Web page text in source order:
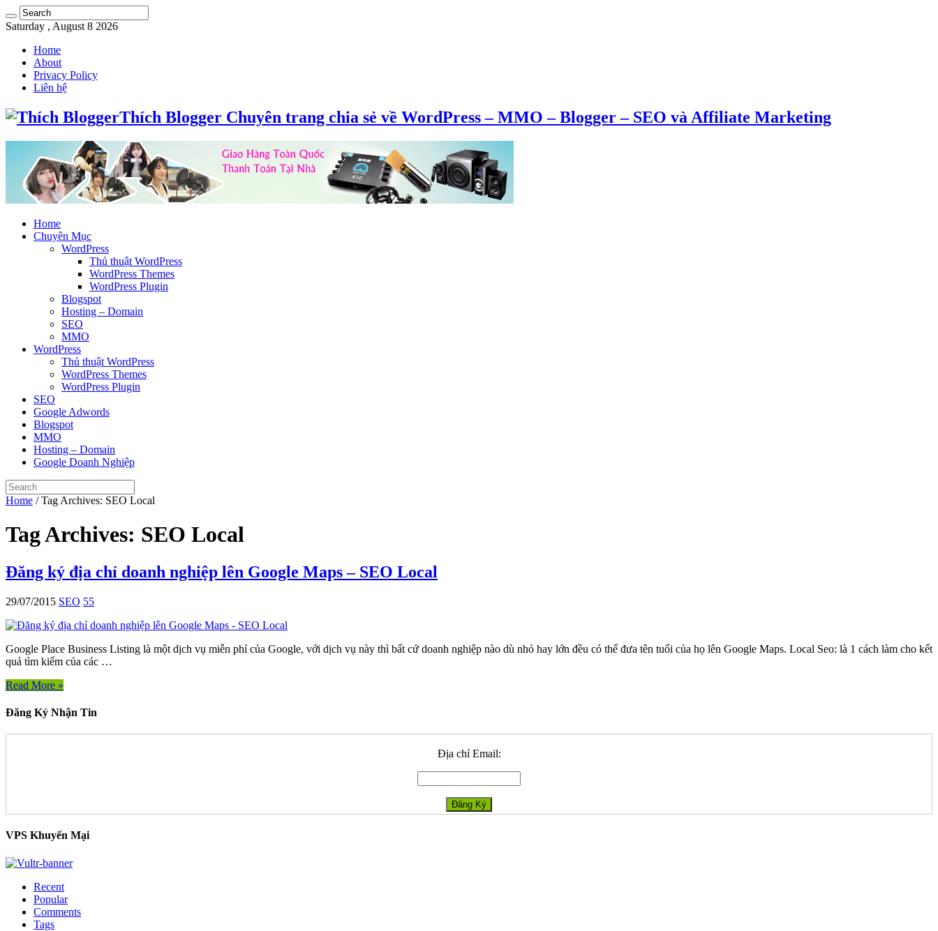
Saturday , August 8 2026
Home
About
Privacy Policy
Liên hệ
Thích Blogger Chuyên trang chia sẻ về WordPress – MMO – Blogger – SEO và Affiliate Marketing
Home
Chuyên Mục
WordPress
Thủ thuật WordPress
WordPress Themes
WordPress Plugin
Blogspot
Hosting – Domain
SEO
MMO
WordPress
Thủ thuật WordPress
WordPress Themes
WordPress Plugin
SEO
Google Adwords
Blogspot
MMO
Hosting – Domain
Google Doanh Nghiệp
Home / Tag Archives: SEO Local
Tag Archives: SEO Local
Đăng ký địa chỉ doanh nghiệp lên Google Maps – SEO Local
29/07/2015 SEO 55
Google Place Business Listing là một dịch vụ miễn phí của Google, với dịch vụ này thì bất cứ doanh nghiệp nào dù nhỏ hay lớn đều có thể đưa tên tuổi của họ lên Google Maps. Local Seo: là 1 cách làm cho kết
quả tìm kiếm của các …
Read More »
Đăng Ký Nhận Tin
Địa chỉ Email:
VPS Khuyến Mại
Recent
Popular
Comments
Tags